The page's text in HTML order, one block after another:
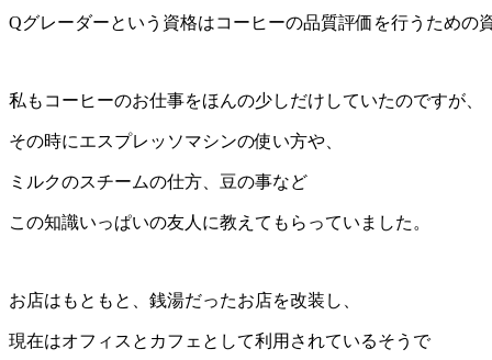
Qグレーダーという資格はコーヒーの品質評価を行うための
私もコーヒーのお仕事をほんの少しだけしていたのですが、
その時にエスプレッソマシンの使い方や、
ミルクのスチームの仕方、豆の事など
この知識いっぱいの友人に教えてもらっていました。
お店はもともと、銭湯だったお店を改装し、
現在はオフィスとカフェとして利用されているそうで